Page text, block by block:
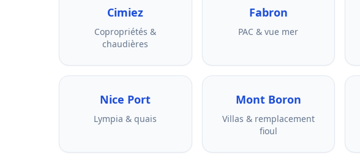
Cimiez
Copropriétés &
chaudières
Fabron
PAC & vue mer
Nice Port
Lympia & quais
Mont Boron
Villas & remplacement
fioul